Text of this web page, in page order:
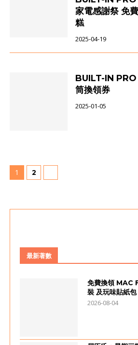
家電感謝祭 免
糕
2025-04-19
BUILT-IN
筒換領券
2025-01-05
1 2
最新著數
免費換領 MAC
裝 及玩味貼紙包
2026-08-04